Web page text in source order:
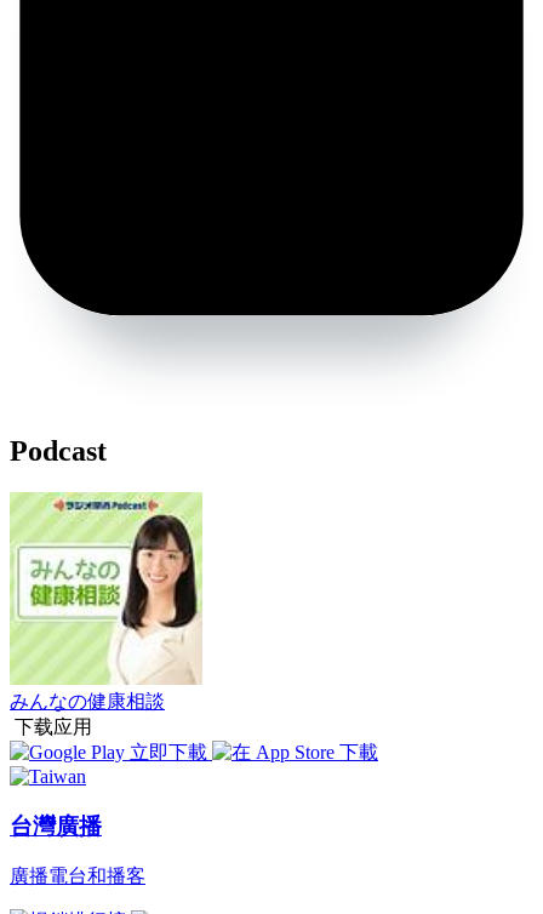
Podcast
みんなの健康相談
下载应用
台灣廣播
廣播電台和播客